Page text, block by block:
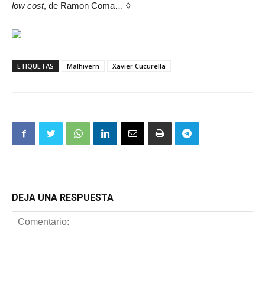
low cost, de Ramon Coma… ◊
ETIQUETAS Malhivern Xavier Cucurella
DEJA UNA RESPUESTA